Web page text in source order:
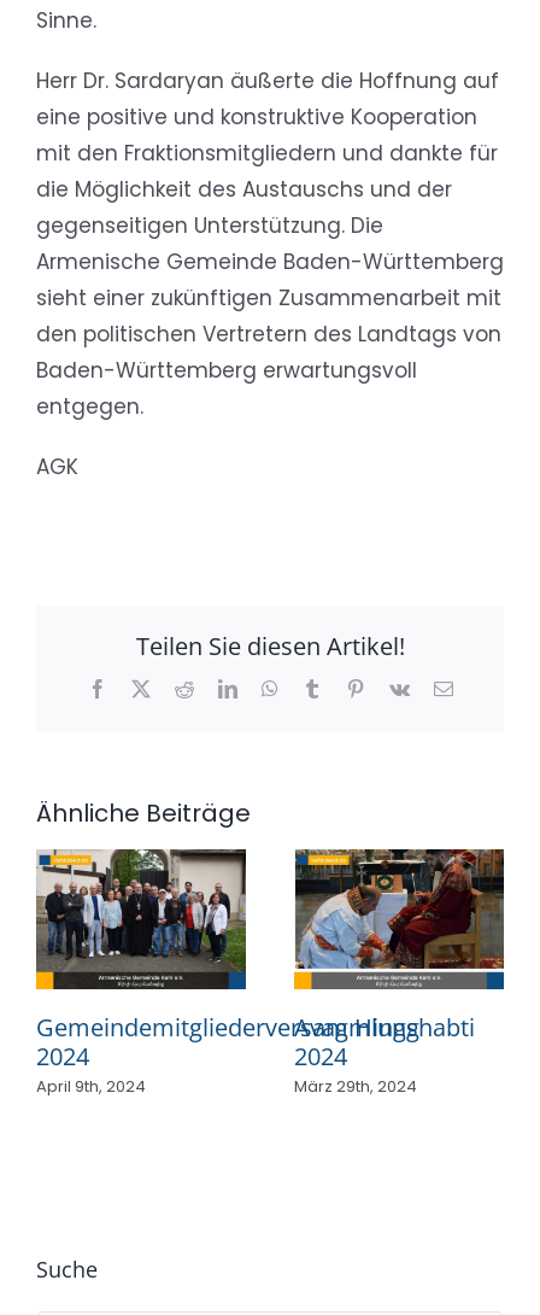
Sinne.
Herr Dr. Sardaryan äußerte die Hoffnung auf
eine positive und konstruktive Kooperation
mit den Fraktionsmitgliedern und dankte für
die Möglichkeit des Austauschs und der
gegenseitigen Unterstützung. Die
Armenische Gemeinde Baden-Württemberg
sieht einer zukünftigen Zusammenarbeit mit
den politischen Vertretern des Landtags von
Baden-Württemberg erwartungsvoll
entgegen.
AGK
Teilen Sie diesen Artikel!
Facebook
X RedditLinkedInWhatsApp
TumblrPinterest
Vk
E-
Ähnliche Beiträge
Gemeindemitgliederversammlung
2024
April 9th, 2024
Avag Hingshabti
2024
März 29th, 2024
Suche